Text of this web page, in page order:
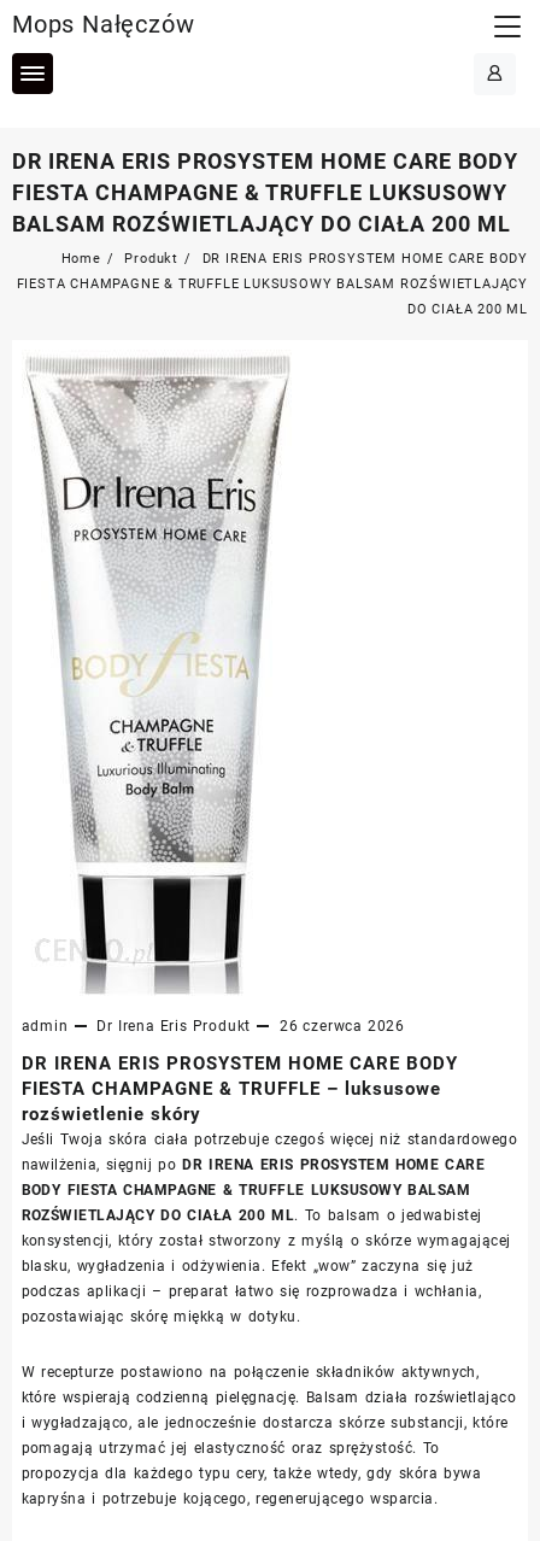
to
content
Mops Nałęczów
DR IRENA ERIS PROSYSTEM HOME CARE BODY
FIESTA CHAMPAGNE & TRUFFLE LUKSUSOWY
BALSAM ROZŚWIETLAJĄCY DO CIAŁA 200 ML
Home Produkt
DR IRENA ERIS PROSYSTEM HOME CARE BODY
FIESTA CHAMPAGNE & TRUFFLE LUKSUSOWY BALSAM ROZŚWIETLAJĄCY
DO CIAŁA 200 ML
admin Dr Irena Eris Produkt 26 czerwca 2026
DR IRENA ERIS PROSYSTEM HOME CARE BODY
FIESTA CHAMPAGNE & TRUFFLE – luksusowe
rozświetlenie skóry
Jeśli Twoja skóra ciała potrzebuje czegoś więcej niż standardowego
nawilżenia, sięgnij poDR IRENA ERIS PROSYSTEM HOME CARE
BODY FIESTA CHAMPAGNE & TRUFFLE LUKSUSOWY BALSAM
ROZŚWIETLAJĄCY DO CIAŁA 200 ML. To balsam o jedwabistej
konsystencji, który został stworzony z myślą o skórze wymagającej
blasku, wygładzenia i odżywienia. Efekt „wow” zaczyna się już
podczas aplikacji – preparat łatwo się rozprowadza i wchłania,
pozostawiając skórę miękką w dotyku.
W recepturze postawiono na połączenie składników aktywnych,
które wspierają codzienną pielęgnację. Balsam działa rozświetlająco
i wygładzająco, ale jednocześnie dostarcza skórze substancji, które
pomagają utrzymać jej elastyczność oraz sprężystość. To
propozycja dla każdego typu cery, także wtedy, gdy skóra bywa
kapryśna i potrzebuje kojącego, regenerującego wsparcia.